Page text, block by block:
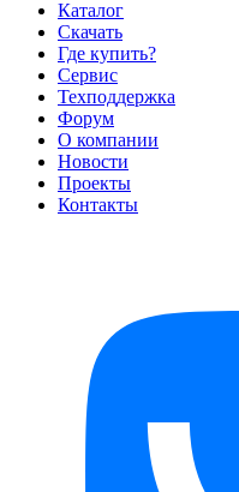
Каталог
Скачать
Где купить?
Сервис
Техподдержка
Форум
О компании
Новости
Проекты
Контакты